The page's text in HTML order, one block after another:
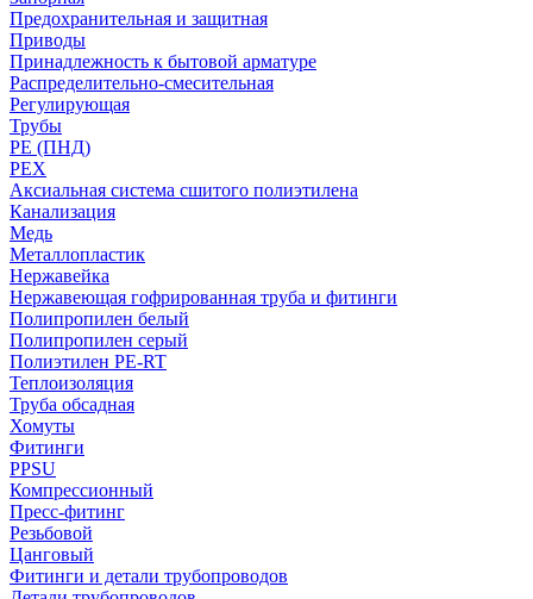
Предохранительная и защитная
Приводы
Принадлежность к бытовой арматуре
Распределительно-смесительная
Регулирующая
Трубы
PE (ПНД)
PEX
Аксиальная система сшитого полиэтилена
Канализация
Медь
Металлопластик
Нержавейка
Нержавеющая гофрированная труба и фитинги
Полипропилен белый
Полипропилен серый
Полиэтилен PE-RT
Теплоизоляция
Труба обсадная
Хомуты
Фитинги
PPSU
Компрессионный
Пресс-фитинг
Резьбовой
Цанговый
Фитинги и детали трубопроводов